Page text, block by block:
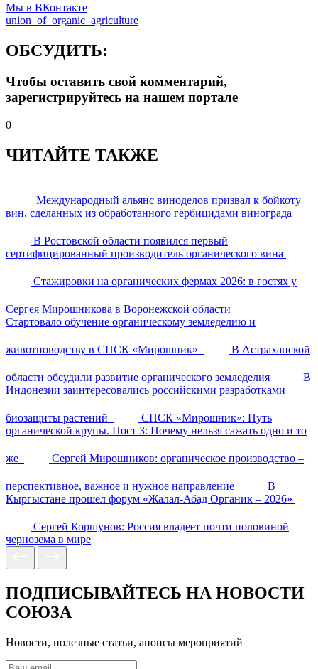
Мы в ВКонтакте
union_of_organic_agriculture
ОБСУДИТЬ:
Чтобы оставить свой комментарий,
зарегистрируйтесь на нашем портале
0
ЧИТАЙТЕ ТАКЖЕ
Международный альянс виноделов призвал к бойкоту
вин, сделанных из обработанного гербицидами винограда
В Ростовской области появился первый
сертифицированный производитель органического вина
Стажировки на органических фермах 2026: в гостях у
Сергея Мирошникова в Воронежской области
Стартовало обучение органическому земледелию и
животноводству в СПСК «Мирошник» В Астраханской
области обсудили развитие органического земледелия
В
Индонезии заинтересовались российскими разработками
биозащиты растений
СПСК «Мирошник»: Путь
органической крупы. Пост 3: Почему нельзя сажать одно и то
же Сергей Мирошников: органическое производство –
перспективное, важное и нужное направление
В
Кыргыстане прошел форум «Жалал-Абад Органик – 2026»
Сергей Коршунов: Россия владеет почти половиной
чернозема в мире
ПОДПИСЫВАЙТЕСЬ НА НОВОСТИ
СОЮЗА
Новости, полезные статьи, анонсы мероприятий